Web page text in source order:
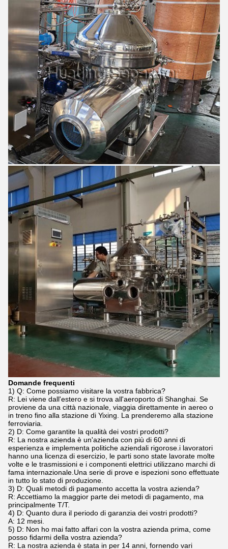
Domande frequenti
1) Q: Come possiamo visitare la vostra fabbrica?
R: Lei viene dall'estero e si trova all'aeroporto di Shanghai. Se
proviene da una città nazionale, viaggia direttamente in aereo o
in treno fino alla stazione di Yixing. La prenderemo alla stazione
ferroviaria.
2) D: Come garantite la qualità dei vostri prodotti?
R: La nostra azienda è un'azienda con più di 60 anni di
esperienza e implementa politiche aziendali rigorose.i lavoratori
hanno una licenza di esercizio, le parti sono state lavorate molte
volte e le trasmissioni e i componenti elettrici utilizzano marchi di
fama internazionale.Una serie di prove e ispezioni sono effettuate
in tutto lo stato di produzione.
3) D: Quali metodi di pagamento accetta la vostra azienda?
R: Accettiamo la maggior parte dei metodi di pagamento, ma
principalmente T/T.
4) D: Quanto dura il periodo di garanzia dei vostri prodotti?
A: 12 mesi.
5) D: Non ho mai fatto affari con la vostra azienda prima, come
posso fidarmi della vostra azienda?
R: La nostra azienda è stata in per 14 anni, fornendo vari